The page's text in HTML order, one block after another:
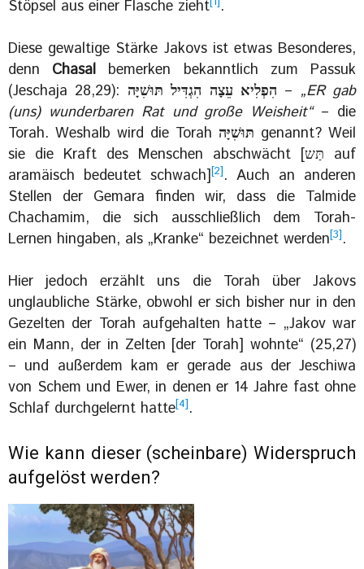
Stöpsel aus einer Flasche zieht .
Diese gewaltige Stärke Jakovs ist etwas Besonderes,
denn Chasal bemerken bekanntlich zum Passuk
(Jeschaja 28,29): הִפְלִיא עֵצָה הִגְדִּיל תּוּשִׁיָּה – „ER gab
(uns) wunderbaren Rat und große Weisheit“– die
Torah. Weshalb wird die Torah
genannt? Weil
sie die Kraft des Menschen abschwächt [תַּש auf
aramäisch bedeutet schwach][2]. Auch an anderen
Stellen der Gemara finden wir, dass die Talmide
Chachamim, die sich ausschließlich dem Torah-
Lernen hingaben, als „Kranke“ bezeichnet werden[3].
Hier jedoch erzählt uns die Torah über Jakovs
unglaubliche Stärke, obwohl er sich bisher nur in den
Gezelten der Torah aufgehalten hatte – „Jakov war
ein Mann, der in Zelten [der Torah] wohnte“ (25,27)
– und außerdem kam er gerade aus der Jeschiwa
von Schem und Ewer, in denen er 14 Jahre fast ohne
Schlaf durchgelernt hatte[4].
Wie kann dieser (scheinbare) Widerspruch
aufgelöst werden?